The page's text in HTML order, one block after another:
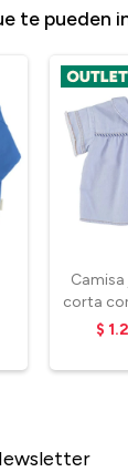
te pueden
corta
$